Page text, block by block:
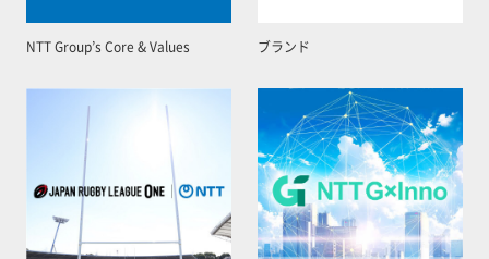
NTT Group’s Core & Values ブランド